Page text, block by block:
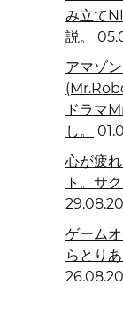
み立て
説。
アマゾ
ドラマ
し。
心が疲
ト。サ
ゲーム
らとり